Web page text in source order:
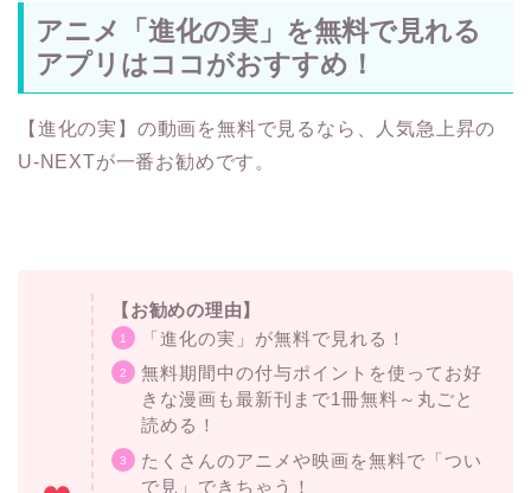
アニメ「進化の実」を無料で見れる
アプリはココがおすすめ！
【進化の実】の動画を無料で見るなら、人気急上昇の
U-NEXTが一番お勧めです。
【お勧めの理由】
「進化の実」が無料で見れる！
無料期間中の付与ポイントを使ってお好
きな漫画も最新刊まで1冊無料～丸ごと
読める！
たくさんのアニメや映画を無料で「つい
で見」できちゃう！